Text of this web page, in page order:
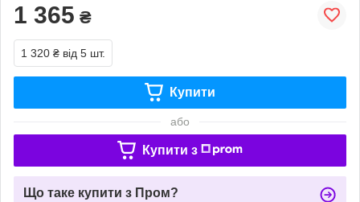
1 365 ₴
1 320 ₴ від 5 шт.
Купити
або
Купити з
Що таке купити з Пром?